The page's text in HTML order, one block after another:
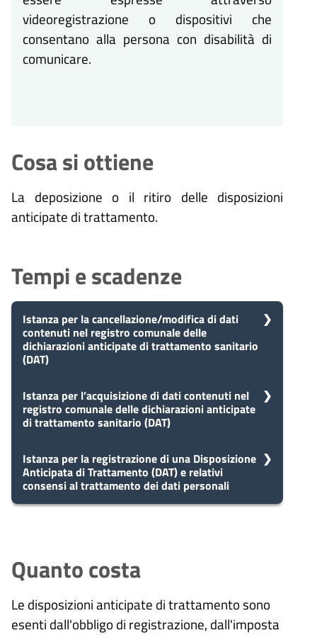
videoregistrazione o dispositivi che
consentano alla persona con disabilità di
comunicare.
Cosa si ottiene
La deposizione o il ritiro delle disposizioni
anticipate di trattamento.
Tempi e scadenze
Istanza per la cancellazione/modifica di dati
contenuti nel registro comunale delle
dichiarazioni anticipate di trattamento sanitario
(DAT)
5
giorni
Presa in carico
Dopo aver presentato la tua
richiesta, il comune avvia il
la tua domanda in 5 giorni.
essere necessarie integrazioni. Il
comune ti invierà una richiesta di
dall'avvio del procedimento.
Istanza per l’acquisizione di dati contenuti nel
registro comunale delle dichiarazioni anticipate
di trattamento sanitario (DAT)
5
giorni
Presa in carico
Dopo aver presentato la tua
richiesta, il comune avvia il
procedimento e prenderà in carico
10
giorni
Eventuale richiesta di
integrazioni
Durante l'istruttoria, potrebbero
essere necessarie integrazioni. Il
Istanza per la registrazione di una Disposizione
Anticipata di Trattamento (DAT) e relativi
consensi al trattamento dei dati personali
procedimento e prenderà in carico
la tua domanda in 5 giorni.
Quanto costa
Le disposizioni anticipate di trattamento sono
esenti dall'obbligo di registrazione, dall'imposta